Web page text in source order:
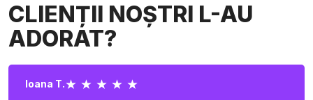
CLIENȚII NOȘTRI L-AU
ADORAT?
Ioana T.★ ★ ★ ★ ★